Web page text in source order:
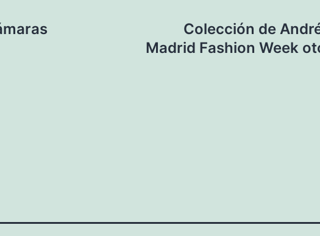
Colección de
Madrid Fashion Week